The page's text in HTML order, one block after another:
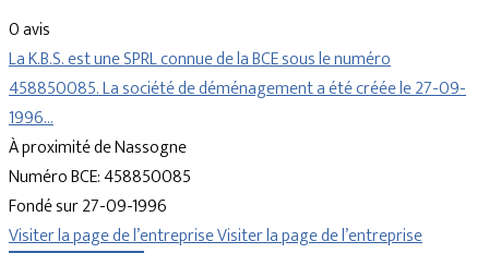
0 avis
La K.B.S. est une SPRL connue de la BCE sous le numéro
458850085. La société de déménagement a été créée le 27-09-
1996…
À proximité de Nassogne
Numéro BCE: 458850085
Fondé sur 27-09-1996
Visiter la page de l’entrepriseVisiter la page de l’entreprise